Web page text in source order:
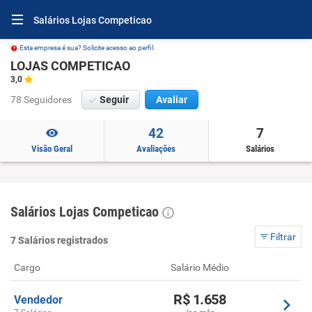
Salários Lojas Competicao
Esta empresa é sua? Solicite acesso ao perfil.
LOJAS COMPETICAO
3,0
78 Seguidores Seguir Avaliar
Visão Geral
42
Avaliações
7
Salários
Salários Lojas Competicao
7 Salários registrados Filtrar
Cargo Salário Médio
Vendedor R$ 1.658